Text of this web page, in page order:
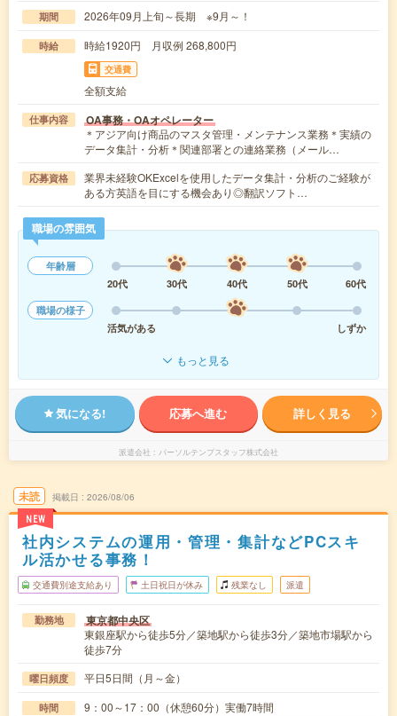
期間 2026年09月上旬～長期 ※9月～！
時給 時給1920円 月収例 268,800円
交通費
全額支給
仕事内容 OA事務・OAオペレーター
＊アジア向け商品のマスタ管理・メンテナンス業務＊実績の
データ集計・分析＊関連部署との連絡業務（メール…
応募資格
業界未経験OKExcelを使用したデータ集計・分析のご経験が
ある方英語を目にする機会あり◎翻訳ソフト…
職場の雰囲気
年齢層
20代
30代 40代 50代
60代
職場の様子
活気がある
しずか
もっと見る
気になる! 応募へ進む 詳しく見る
派遣会社 パーソルテンプスタッフ株式会社
未読
NEW
掲載日 2026/08/06
社内システムの運用・管理・集計などPCスキ
ル活かせる事務！
交通費別途支給あり 土日祝日が休み 残業なし 派遣
勤務地 東京都中央区
東銀座駅から徒歩5分／築地駅から徒歩3分／築地市場駅から
徒歩7分
曜日頻度 平日5日間（月～金）
時間 9：00～17：00（休憩60分）実働7時間